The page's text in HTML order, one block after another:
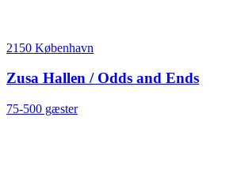
2150 København
Zusa Hallen / Odds and Ends
75-500 gæster